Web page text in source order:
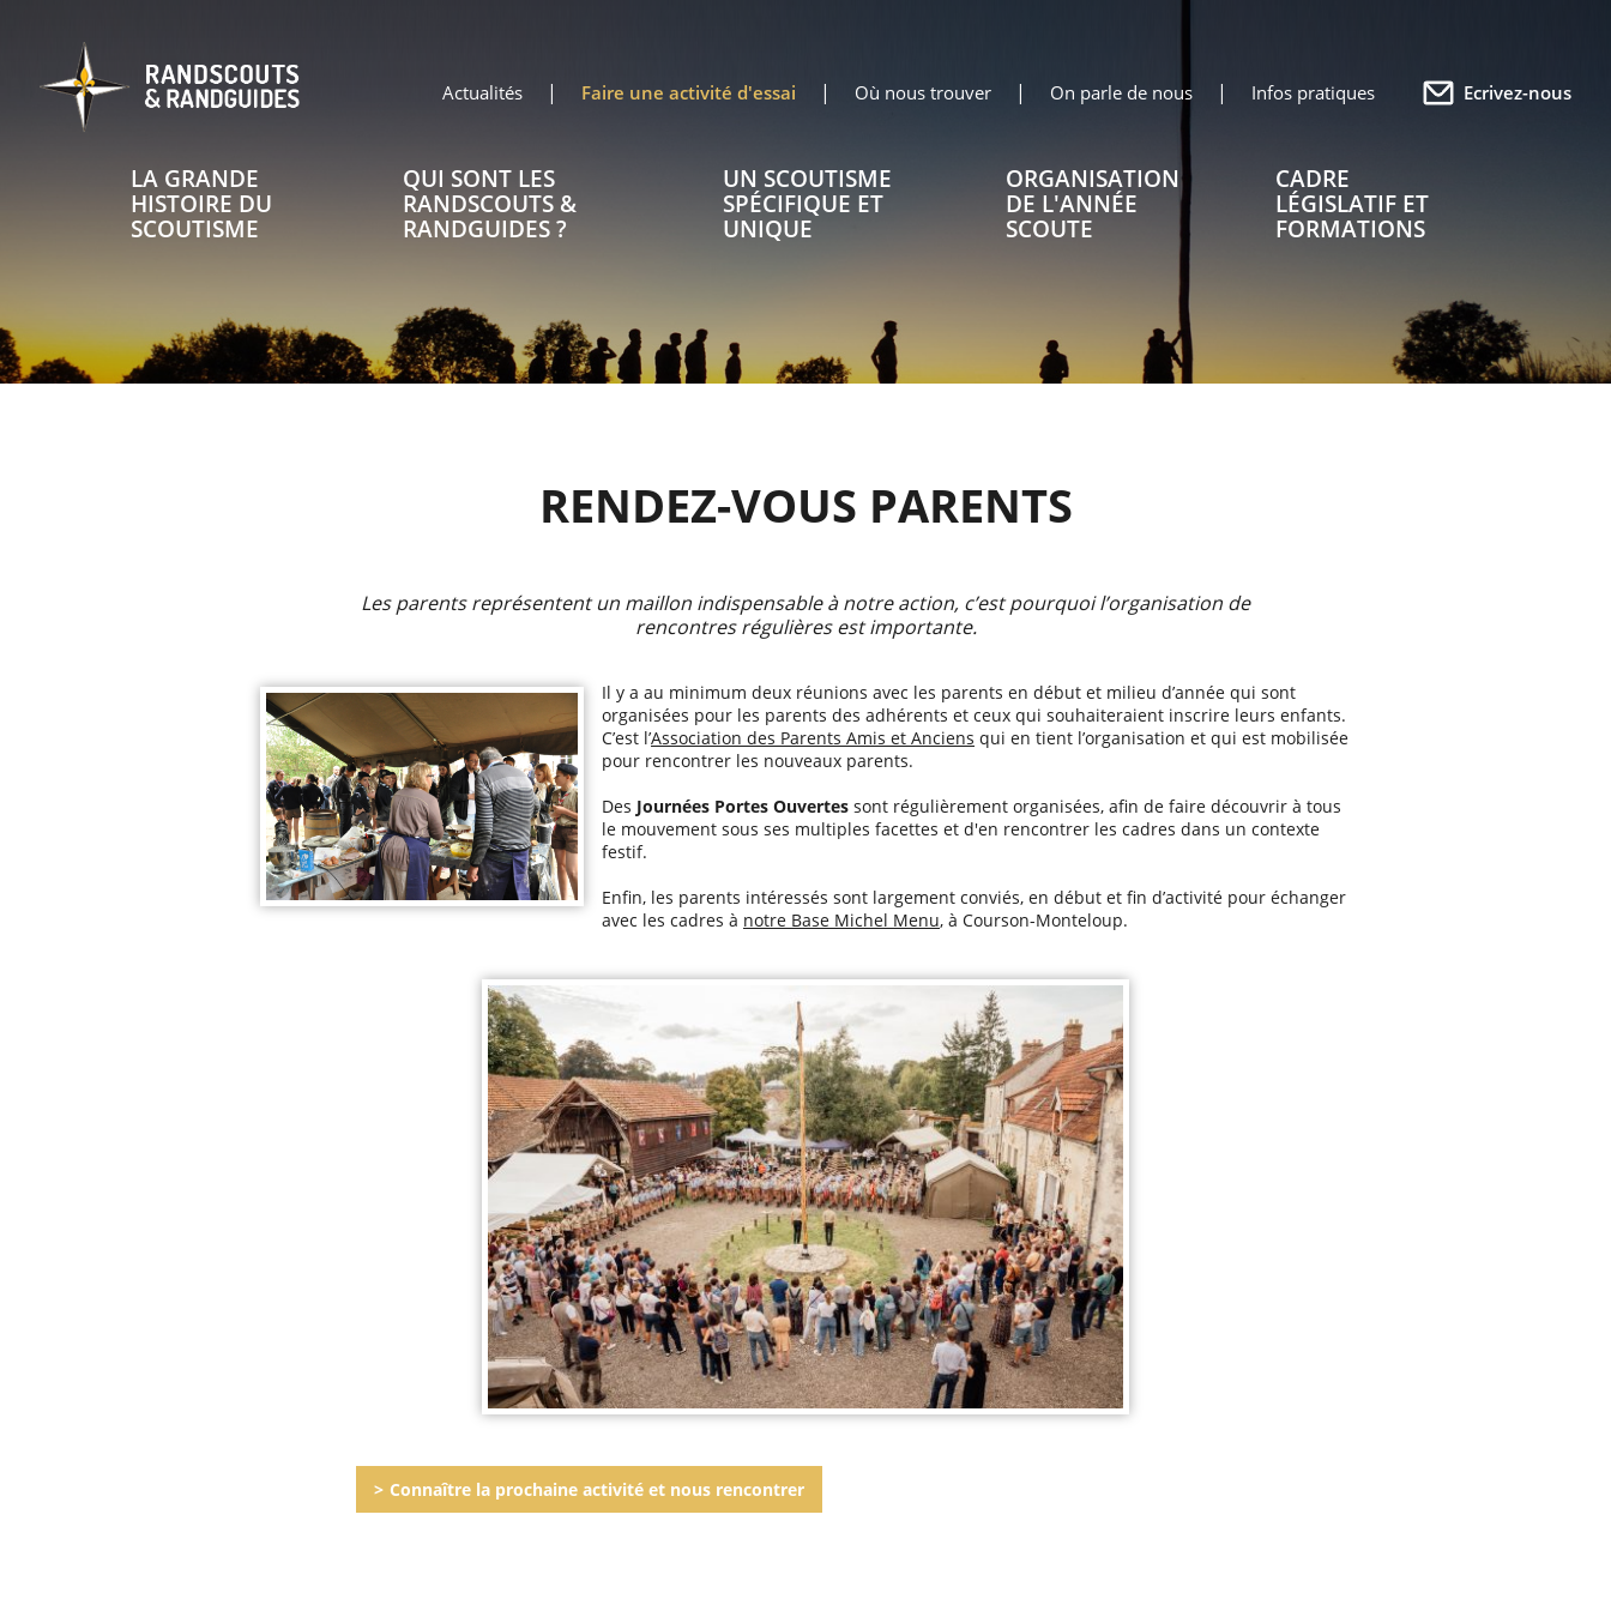
principal
Header
top
Actualités Faire une activité d'essai Où nous trouver On parle de nous Infos pratiques Ecrivez-nous
LA GRANDE
HISTOIRE DU
SCOUTISME
QUI SONT LES
RANDSCOUTS &
RANDGUIDES ?
UN SCOUTISME
SPÉCIFIQUE ET
UNIQUE
ORGANISATION
DE L'ANNÉE
SCOUTE
CADRE
LÉGISLATIF ET
FORMATIONS
RENDEZ-VOUS PARENTS
Les parents représentent un maillon indispensable à notre action, c’est pourquoi l’organisation de
rencontres régulières est importante.
Il y a au minimum deux réunions avec les parents en début et milieu d’année qui sont
organisées pour les parents des adhérents et ceux qui souhaiteraient inscrire leurs enfants.
C’est l’Association des Parents Amis et Anciens qui en tient l’organisation et qui est mobilisée
pour rencontrer les nouveaux parents.
Des Journées Portes Ouvertes sont régulièrement organisées, afin de faire découvrir à tous
le mouvement sous ses multiples facettes et d'en rencontrer les cadres dans un contexte
festif.
Enfin, les parents intéressés sont largement conviés, en début et fin d’activité pour échanger
avec les cadres à notre Base Michel Menu, à Courson-Monteloup.
Connaître la prochaine activité et nous rencontrer